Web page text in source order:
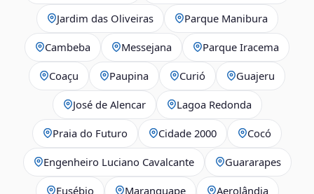
Jardim das Oliveiras Parque Manibura
Cambeba Messejana Parque Iracema
Coaçu Paupina Curió Guajeru
José de Alencar Lagoa Redonda
Praia do Futuro Cidade 2000 Cocó
Engenheiro Luciano Cavalcante Guararapes
Eusébio Maranguape Aerolândia